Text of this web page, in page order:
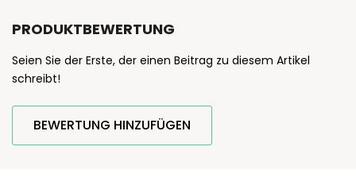
PRODUKTBEWERTUNG
Seien Sie der Erste, der einen Beitrag zu diesem Artikel
schreibt!
BEWERTUNG HINZUFÜGEN